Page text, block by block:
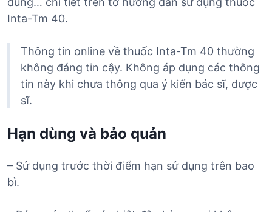
Inta-Tm 40.
Thông tin online về thuốc Inta-Tm 40 thường
không đáng tin cậy. Không áp dụng các thông
tin này khi chưa thông qua ý kiến bác sĩ, dược
sĩ.
Hạn dùng và bảo quản
– Sử dụng trước thời điểm hạn sử dụng trên bao
bì.